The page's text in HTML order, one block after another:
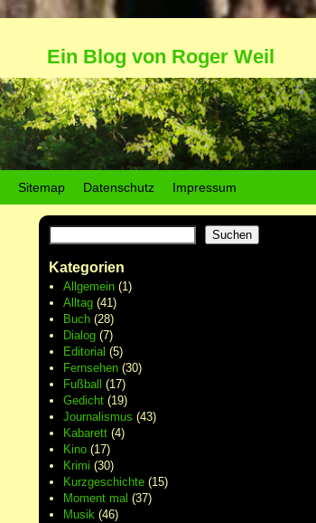
Ein Blog von Roger Weil
Sitemap Datenschutz Impressum
Suchen
Kategorien
Allgemein(1)
Alltag(41)
Buch(28)
Dialog(7)
Editorial (5)
Fernsehen(30)
Fußball (17)
Gedicht(19)
Journalismus (43)
Kabarett(4)
Kino(17)
Krimi (30)
Kurzgeschichte(15)
Moment mal (37)
Musik(46)